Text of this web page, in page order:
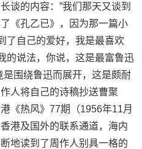
谈的内容：”我们那天又谈到
《孔乙已》，因为那一篇小
了自己的爱好，我是最喜欢
的说法，你说，这是最富鲁迅
是围绕鲁迅而展开，这是颇耐
人将自己的诗稿抄送曹聚
《热风》77期（1956年11月
港及国外的联系通道，海内
地读到了周作人别具一格的